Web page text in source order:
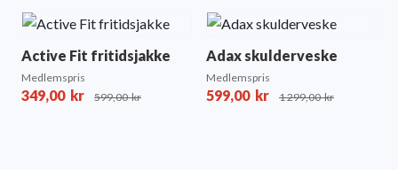
Active Fit fritidsjakke
Medlemspris
349,00 kr 599,00kr
Adax skulderveske
Medlemspris
599,00 kr 1 299,00kr